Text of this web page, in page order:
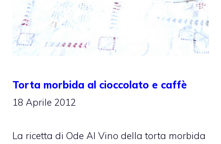
Torta morbida al cioccolato e caffè
18 Aprile 2012
La ricetta di Ode Al Vino della torta morbida